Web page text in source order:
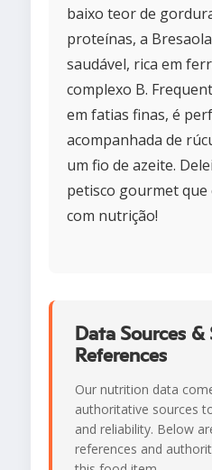
baixo teor de
proteínas, a
saudável, rica em
complexo B.
em fatias finas, é
acompanhada de
um fio de azeite.
petisco gourmet
com nutrição!
Data Sources
References
Our nutrition data
authoritative sources
and reliability. Below
references and